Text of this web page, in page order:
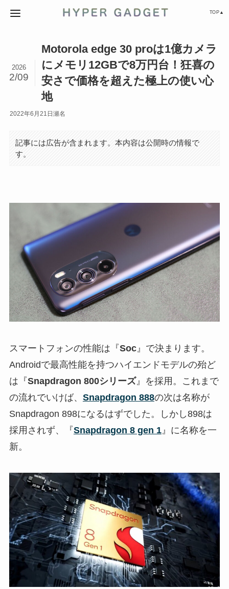
TOP▲
Motorola edge 30 proは1億カメラ
にメモリ12GBで8万円台！狂喜の
安さで価格を超えた極上の使い心
地
2026
2/09
2022年6月21日 瀬名
記事には広告が含まれます。本内容は公開時の情報で
す。
スマートフォンの性能は『Soc』で決まります。
Androidで最高性能を持つハイエンドモデルの殆ど
は『Snapdragon 800シリーズ』を採用。これまで
の流れでいけば、 Snapdragon 888の次は名称が
Snapdragon 898になるはずでした。しかし898は
採用されず、『Snapdragon 8 gen 1』に名称を一
新。